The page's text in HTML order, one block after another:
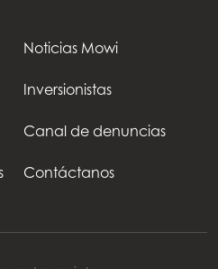
Noticias Mowi
Inversionistas
Canal de denuncias
Contáctanos